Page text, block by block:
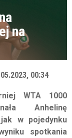
na
00:34
WTA 1000
Anhelinę
w pojedynku
spotkania